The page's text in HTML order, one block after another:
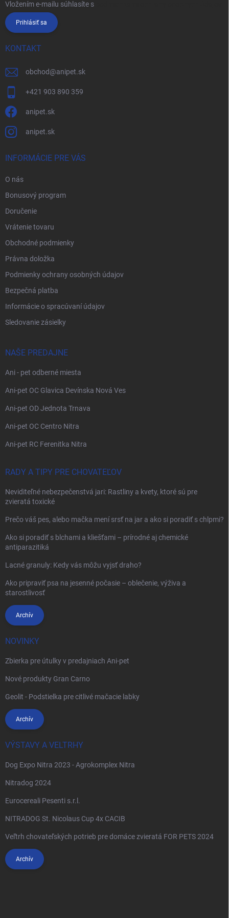
Vložením e-mailu súhlasíte s
Prihlásiť sa
KONTAKT
obchod@anipet.sk
+421 903 890 359
anipet.sk
anipet.sk
INFORMÁCIE PRE VÁS
O nás
Bonusový program
Doručenie
Vrátenie tovaru
Obchodné podmienky
Právna doložka
Podmienky ochrany osobných údajov
Bezpečná platba
Informácie o spracúvaní údajov
Sledovanie zásielky
NAŠE PREDAJNE
Ani - pet odberné miesta
Ani-pet OC Glavica Devínska Nová Ves
Ani-pet OD Jednota Trnava
Ani-pet OC Centro Nitra
Ani-pet RC Ferenitka Nitra
RADY A TIPY PRE CHOVATEĽOV
Neviditeľné nebezpečenstvá jari: Rastliny a kvety, ktoré sú pre
zvieratá toxické
Prečo váš pes, alebo mačka mení srsť na jar a ako si poradiť s chlpmi?
Ako si poradiť s blchami a kliešťami – prírodné aj chemické
antiparazitiká
Lacné granuly: Kedy vás môžu vyjsť draho?
Ako pripraviť psa na jesenné počasie – oblečenie, výživa a
starostlivosť
Archív
NOVINKY
Zbierka pre útulky v predajniach Ani-pet
Nové produkty Gran Carno
Geolit - Podstielka pre citlivé mačacie labky
Archív
VÝSTAVY A VELTRHY
Dog Expo Nitra 2023 - Agrokomplex Nitra
Nitradog 2024
Eurocereali Pesenti s.r.l.
NITRADOG St. Nicolaus Cup 4x CACIB
Veľtrh chovateľských potrieb pre domáce zvieratá FOR PETS 2024
Archív